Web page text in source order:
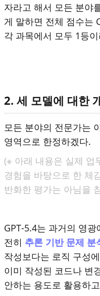
자라고 해서 모든 분야
게 말하면 전체 점수는
각 과목에서 모두 1등
2. 세 모델에 대한
모든 분야의 전문가는
영역으로 한정하겠다.
(※ 아래 내용은 실제 업
경험을 바탕으로 한 체
반화한 평가는 아님을
GPT-5.4는 과거의 영
전히 추론 기반 문제 분
작성보다는 로직 구성
이미 작성된 코드나 변
안하는 용도로 활용하